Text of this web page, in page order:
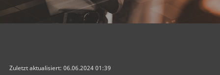
Zuletzt aktualisiert: 06.06.2024 01:39